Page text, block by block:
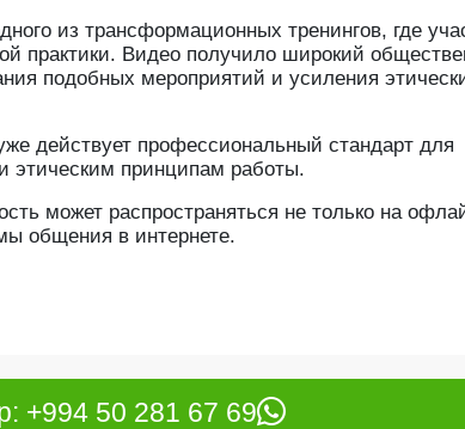
из трансформационных тренингов, где
практики. Видео получило широкий
подобных мероприятий и усиления
действует профессиональный стандарт для
этическим принципам работы.
может распространяться не только на
общения в интернете.
+994 50 281 67 69